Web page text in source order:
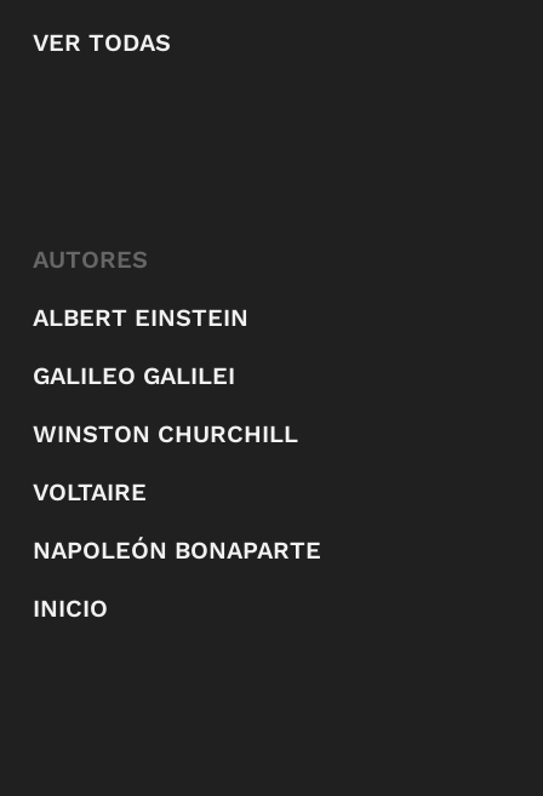
VER TODAS
AUTORES
ALBERT EINSTEIN
GALILEO GALILEI
WINSTON CHURCHILL
VOLTAIRE
NAPOLEÓN BONAPARTE
INICIO